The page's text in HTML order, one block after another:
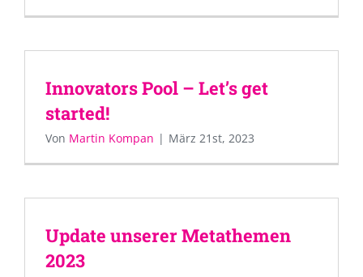
Innovators Pool – Let’s get
started!
Von Martin Kompan | März 21st, 2023
Update unserer Metathemen
2023